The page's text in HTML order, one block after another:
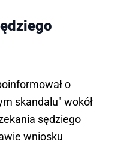
o
skandalu" wokół
sędziego
wniosku